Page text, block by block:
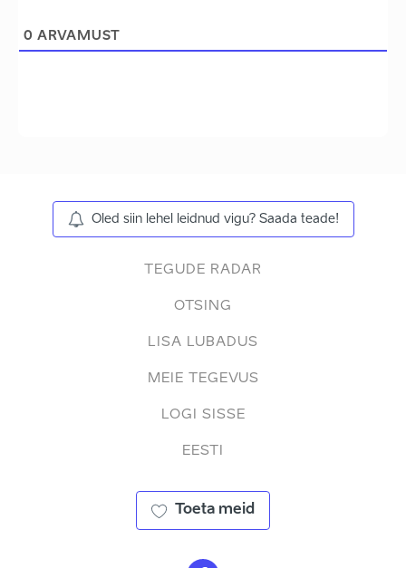
0 ARVAMUST
Oled siin lehel leidnud vigu? Saada teade!
TEGUDE RADAR
OTSING
LISA LUBADUS
MEIE TEGEVUS
LOGI SISSE
EESTI
Toeta meid